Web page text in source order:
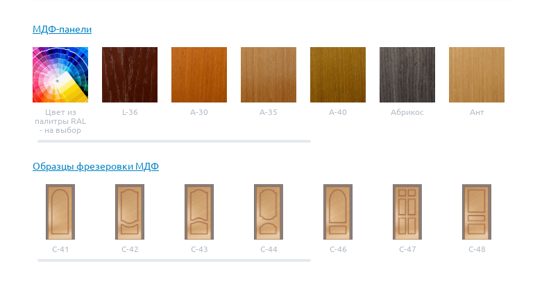
МДФ-панели
Цвет из
палитры RAL
- на выбор
L-36 A-30 A-35 A-40 Абрикос Ант
Образцы фрезеровки МДФ
С-41 С-42 С-43 С-44 С-46 С-47 С-48